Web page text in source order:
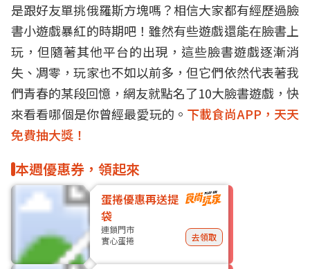
是跟好友單挑俄羅斯方塊嗎？相信大家都有經歷過臉
書小遊戲暴紅的時期吧！雖然有些遊戲還能在臉書上
玩，但隨著其他平台的出現，這些臉書遊戲逐漸消
失、凋零，玩家也不如以前多，但它們依然代表著我
們青春的某段回憶 ， 網友就點名了10大臉書遊戲，快
來看看哪個是你曾經最愛玩的。 下載食尚APP，天天
免費抽大獎！
本週優惠券，領起來
蛋捲優惠再送提
袋
連鎖門市
實心蛋捲
去領取